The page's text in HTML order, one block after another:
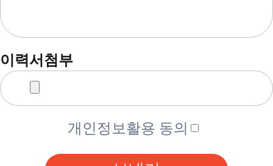
이력서첨부
개인정보활용 동의